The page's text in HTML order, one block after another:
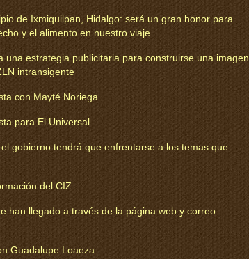
de Ixmiquilpan, Hidalgo: será un gran honor para
y el alimento en nuestro viaje
una estrategia publicitaria para construirse una imagen
intransigente
con Mayté Noriega
para El Universal
gobierno tendrá que enfrentarse a los temas que
del CIZ
han llegado a través de la página web y correo
Guadalupe Loaeza